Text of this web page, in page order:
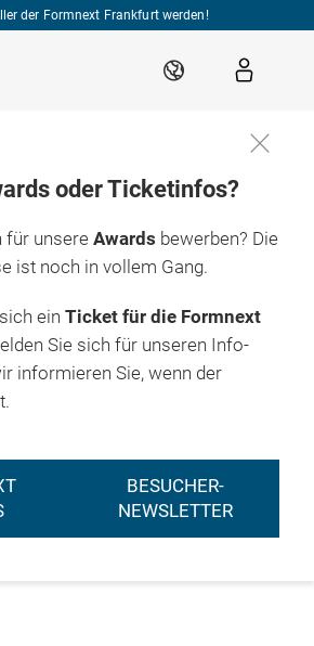
der Formnext Frankfurt werden!
DE
oder Ticketinfos?
für unsere Awards bewerben? Die
ist noch in vollem Gang.
ein Ticket für die Formnext
Sie sich für unseren Info-
informieren Sie, wenn der
BESUCHER-
NEWSLETTER